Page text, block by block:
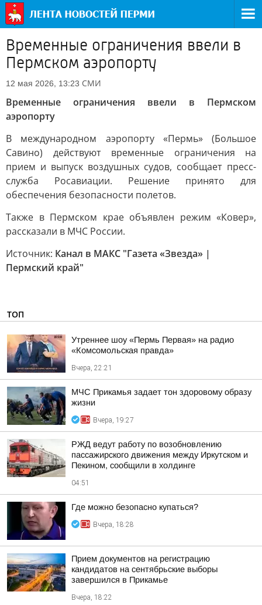
Временные ограничения ввели в
Пермском аэропорту
12 мая 2026, 13:23 СМИ
Временные ограничения ввели в Пермском
аэропорту
В международном аэропорту «Пермь» (Большое
Савино) действуют временные ограничения на
прием и выпуск воздушных судов, сообщает пресс-
служба Росавиации. Решение принято для
обеспечения безопасности полетов.
Также в Пермском крае объявлен режим «Ковер»,
рассказали в МЧС России.
Источник: Канал в МАКС "Газета «Звезда» |
Пермский край"
ТОП
Утреннее шоу «Пермь Первая» на радио
«Комсомольская правда»
Вчера, 22:21
МЧС Прикамья задает тон здоровому образу
жизни
Вчера, 19:27
РЖД ведут работу по возобновлению
пассажирского движения между Иркутском и
Пекином, сообщили в холдинге
04:51
Где можно безопасно купаться?
Вчера, 18:28
Прием документов на регистрацию
кандидатов на сентябрьские выборы
завершился в Прикамье
Вчера, 18:22